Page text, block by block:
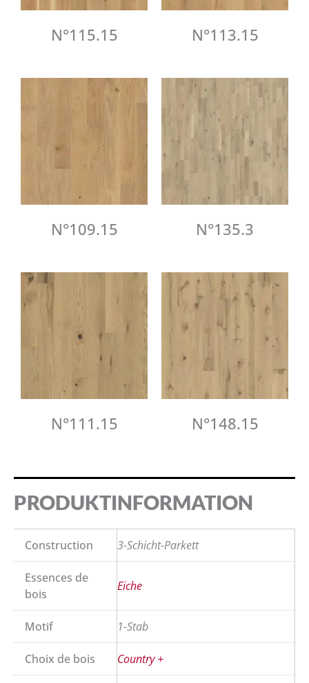
N°115.15 N°113.15
N°109.15 N°135.3
N°111.15 N°148.15
PRODUKTINFORMATION
Construction 3-Schicht-Parkett
Essences de
bois
Eiche
Motif 1-Stab
Choix de bois Country +